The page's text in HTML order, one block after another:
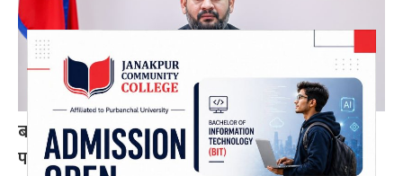
बन्द र घाटामा थलिएका केही उद्योगमा आशालाग्दा
परिणाम देखिन थाले : प्रधानमन्त्री शाह